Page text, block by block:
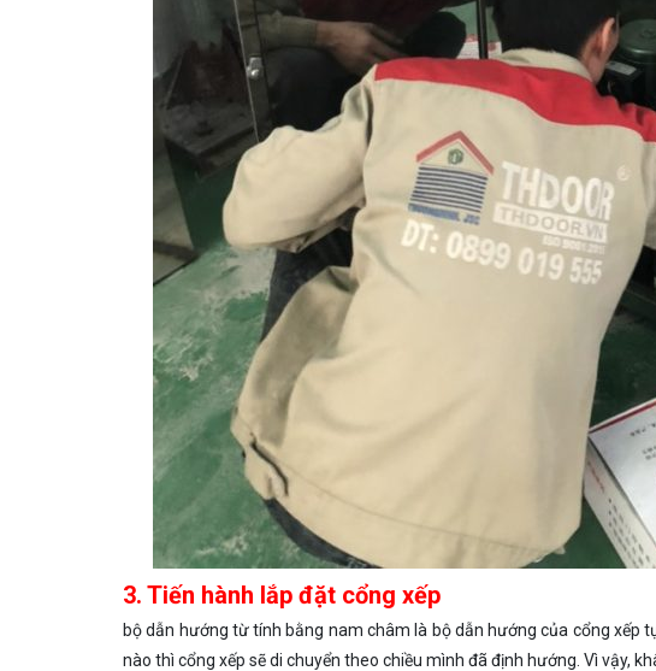
3. Tiến hành lắp đặt cổng xếp
bộ dẫn hướng từ tính bằng nam châm là bộ dẫn hướng của cổng xếp
nào thì cổng xếp sẽ di chuyển theo chiều mình đã định hướng. Vì vậy,